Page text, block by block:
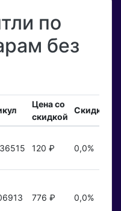
по
без
Цена со
скидкой
Скидка
120 ₽ 0,0%
776 ₽ 0,0%